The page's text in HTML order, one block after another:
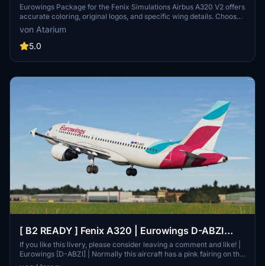
[8K+4K]
Eurowings Package for the Fenix Simulations Airbus A320 V2 offers
accurate coloring, original logos, and specific wing details. Choose
from various Eurowings registrations and enjoy a detailed German
interior by Henrik. Unzip the package, select your desired
registrations, and enhance your in-flight experience. Please note
strictly prohibited. Respect the creators work and enjoy your virtual
von Atarium
5.0
[ B2 READY ] Fenix A320 | Eurowings D-ABZI
[w/Cabin]
If you like this livery, please consider leaving a comment and like! |
Eurowings [D-ABZI] | Normally this aircraft has a pink fairing on the
left side, but this was replaced with a white one in December 2022.